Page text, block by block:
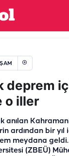
deprem
o iller
anılan
ardından bir yıl
meydana
(ZBEÜ)
tanımıyor: